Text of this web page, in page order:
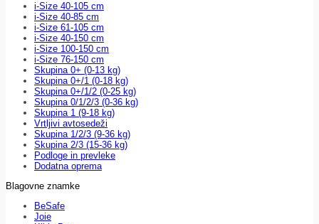
i-Size 40-105 cm
i-Size 40-85 cm
i-Size 61-105 cm
i-Size 40-150 cm
i-Size 100-150 cm
i-Size 76-150 cm
Skupina 0+ (0-13 kg)
Skupina 0+/1 (0-18 kg)
Skupina 0+/1/2 (0-25 kg)
Skupina 0/1/2/3 (0-36 kg)
Skupina 1 (9-18 kg)
Vrtljivi avtosedeži
Skupina 1/2/3 (9-36 kg)
Skupina 2/3 (15-36 kg)
Podloge in prevleke
Dodatna oprema
Blagovne znamke
BeSafe
Joie